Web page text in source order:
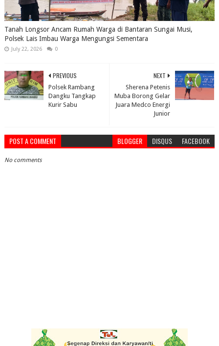
Tanah Longsor Ancam Rumah Warga di Bantaran Sungai Musi,
Polsek Lais Imbau Warga Mengungsi Sementara
July 22, 2026 0
NEXT
Sherena Petenis
Muba Borong Gelar
Juara Medco Energi
Junior
PREVIOUS
Polsek Rambang
Dangku Tangkap
Kurir Sabu
POST A COMMENT BLOGGER DISQUS FACEBOOK
No comments